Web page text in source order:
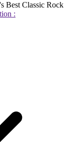
Best Classic Rock
: